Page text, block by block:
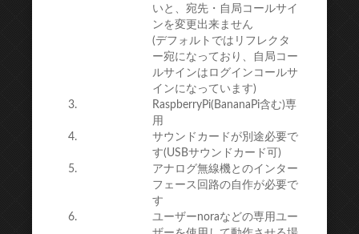
いと、宛先・自局コールサイ
ンを変更出来ません
(デフォルトではリフレクタ
ー宛になっており、自局コー
ルサインはログインコールサ
インになっています)
RaspberryPi(BananaPi含む)専
用
サウンドカードが別途必要で
す(USBサウンドカード可)
アナログ無線機とのインター
フェース回路の自作が必要で
す
ユーザーnoraなどの専用ユー